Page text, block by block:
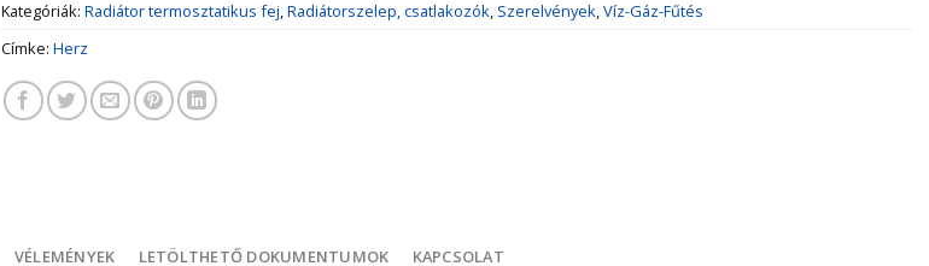
Kategóriák: Radiátor termosztatikus fej Radiátorszelep, csatlakozók Szerelvények Víz-Gáz-Fűtés
Címke: Herz
VÉLEMÉNYEK LETÖLTHETŐ DOKUMENTUMOK KAPCSOLAT